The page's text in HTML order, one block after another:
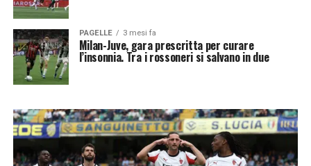
PAGELLE 3 mesi fa
Milan-Juve, gara prescritta per curare
l’insonnia. Tra i rossoneri si salvano in due